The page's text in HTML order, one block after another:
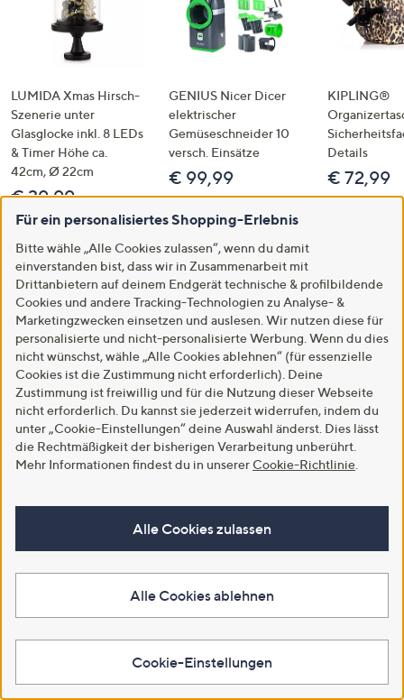
LUMIDA Xmas Hirsch-
Szenerie unter
Glasglocke inkl. 8 LEDs
& Timer Höhe ca.
42cm, Ø 22cm
€ 39,99
GENIUS Nicer Dicer
elektrischer
Gemüseschneider 10
versch. Einsätze
€ 99,99
KIPLING®
Details
€ 72,99
Hilfeseiten,
Service
und
Unternehmensinformationen
Immer informiert!
Premieren, Aktionen, Geheimtipps: Mit unseren Newslettern bist
du immer up to date!
Mein QVC
Verwalte deine persönlichen Daten und Bestellungen sowie deine
Kunden-Konto Bestell-Status
Für ein personalisiertes Shopping-Erlebnis
Bitte wähle „Alle Cookies zulassen“, wenn du damit
einverstanden bist, dass wir in Zusammenarbeit mit
Drittanbietern auf deinem Endgerät technische & profilbildende
Cookies und andere Tracking-Technologien zu Analyse- &
Marketingzwecken einsetzen und auslesen. Wir nutzen diese für
personalisierte und nicht-personalisierte Werbung. Wenn du dies
nicht wünschst, wähle „Alle Cookies ablehnen“ (für essenzielle
Cookies ist die Zustimmung nicht erforderlich). Deine
Zustimmung ist freiwillig und für die Nutzung dieser Webseite
nicht erforderlich. Du kannst sie jederzeit widerrufen, indem du
unter „Cookie-Einstellungen“ deine Auswahl änderst. Dies lässt
die Rechtmäßigkeit der bisherigen Verarbeitung unberührt.
Mehr Informationen findest du in unserer Cookie-Richtlinie
Alle Cookies zulassen
Alle Cookies ablehnen
Cookie-Einstellungen